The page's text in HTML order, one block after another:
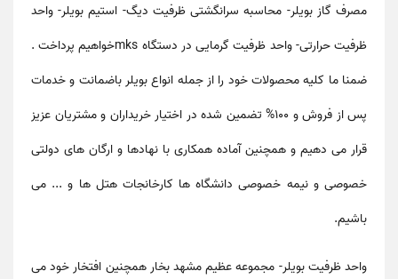
مصرف گاز بویلر- محاسبه سرانگشتی ظرفیت دیگ- استیم بویلر- واحد
ظرفیت حرارتی- واحد ظرفیت گرمایی در دستگاه mksخواهیم پرداخت .
ضمنا ما کلیه محصولات خود را از جمله انواعبویلرباضمانت و خدمات
پس از فروش و 100% تضمین شده در اختیار خریداران و مشتریان عزیز
قرار می دهیم و همچنین آماده همکاری با نهادها و ارگان های دولتی
خصوصی و نیمه خصوصی دانشگاه ها کارخانجات هتل ها و ... می
باشیم.
واحد ظرفیت بویلر- مجموعه عظیم مشهد بخار همچنین افتخار خود می